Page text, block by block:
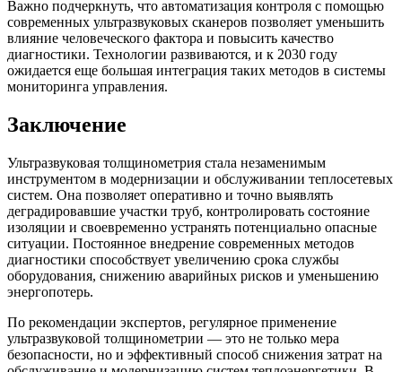
Важно подчеркнуть, что автоматизация контроля с помощью
современных ультразвуковых сканеров позволяет уменьшить
влияние человеческого фактора и повысить качество
диагностики. Технологии развиваются, и к 2030 году
ожидается еще большая интеграция таких методов в системы
мониторинга управления.
Заключение
Ультразвуковая толщинометрия стала незаменимым
инструментом в модернизации и обслуживании теплосетевых
систем. Она позволяет оперативно и точно выявлять
деградировавшие участки труб, контролировать состояние
изоляции и своевременно устранять потенциально опасные
ситуации. Постоянное внедрение современных методов
диагностики способствует увеличению срока службы
оборудования, снижению аварийных рисков и уменьшению
энергопотерь.
По рекомендации экспертов, регулярное применение
ультразвуковой толщинометрии — это не только мера
безопасности, но и эффективный способ снижения затрат на